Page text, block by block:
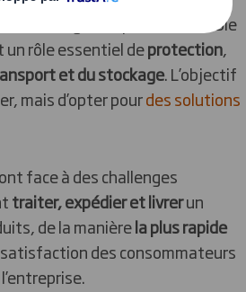
des produits semble
un rôle essentiel deprotection,
et du stockage. L’objectif
mais d’opter pourdes solutions
face à des challenges
traiter, expédier et livrerun
de la manièrela plus rapide
satisfaction des consommateurs